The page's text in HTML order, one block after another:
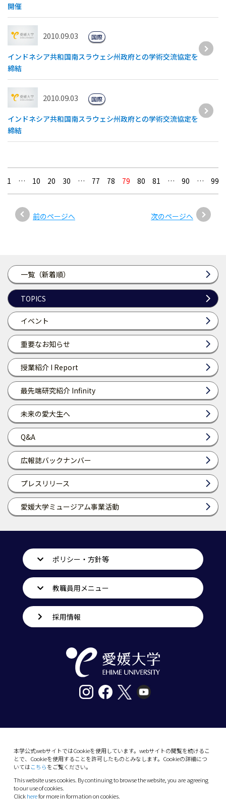
一覧（新着順）
TOPICS
イベント
重要なお知らせ
授業紹介 I Report
最先端研究紹介 Infinity
未来の愛大生へ
Q&A
広報誌バックナンバー
プレスリリース
愛媛大学ミュージアム事業活動
開催
2010.09.03
インドネシア共和国南スラウェシ州政府との学術交流協定を
締結
国際
2010.09.03
インドネシア共和国南スラウェシ州政府との学術交流協定を
締結
国際
1
前のページへ
… 10 20 30 … 77 78 79 80 81 … 90 …
次のページへ
99
本学公式webサイトではCookieを使用しています。webサイトの閲覧を続けるこ
とで、Cookieを使用することを許可したものとみなします。Cookieの詳細につ
いてはこちらをご覧ください。
This website uses cookies. By continuing to browse the website, you are agreeing
to our use of cookies.
Clickherefor more in formation on cookies.
ポリシー・方針等
教職員用メニュー
採用情報
10-13 Dogo-Himata, Matsuyama, Ehime 790-
Phone: +81 89-927-9000